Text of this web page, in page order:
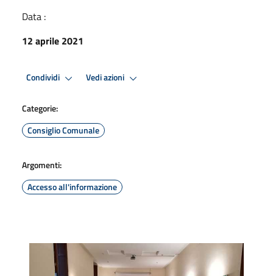
Data :
12 aprile 2021
Condividi Vedi azioni
Categorie:
Consiglio Comunale
Argomenti:
Accesso all'informazione